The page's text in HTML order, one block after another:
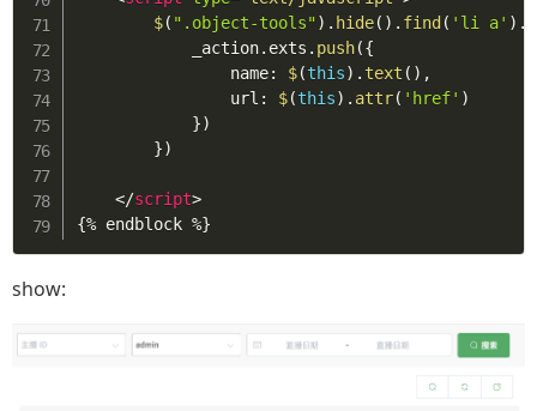
$( ".object-tools") . hide( ) . find ( 'li a' ) .
            _action
. exts . push({
                name
: $(this) . text ( ) ,
                url
: $(this) . attr( 'href' )
})
})
</script>
show: